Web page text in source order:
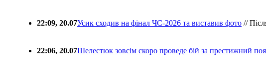
22:09, 20.07Усик сходив на фінал ЧС-2026 та виставив фото //
22:06, 20.07Шелестюк зовсім скоро проведе бій за престижний